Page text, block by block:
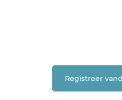
Registreer